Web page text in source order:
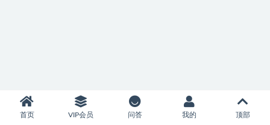
首页 VIP会员 问答 我的 顶部